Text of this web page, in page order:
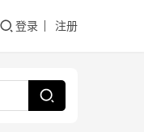
登录 注册